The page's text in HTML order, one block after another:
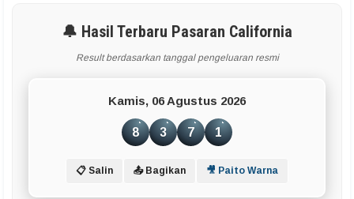
🔔 Hasil Terbaru Pasaran California
Result berdasarkan tanggal pengeluaran resmi
Kamis, 06 Agustus 2026
8 3 7 1
📋 Salin 📤 Bagikan 🎥 Paito Warna